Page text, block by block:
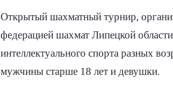
Открытый шахматный турнир,
федерацией шахмат Липецкой
интеллектуального спорта разных
мужчины старше 18 лет и девушки.